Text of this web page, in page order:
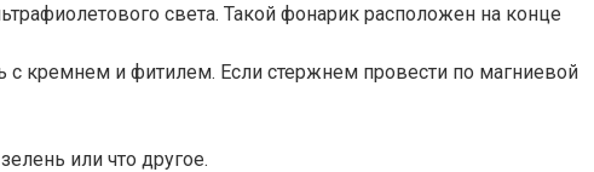
света. Такой фонарик расположен на конце
с кремнем и фитилем. Если стержнем провести по магниевой
или что другое.